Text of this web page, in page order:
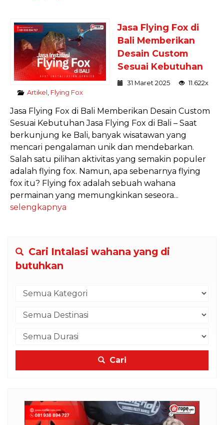
Jasa Flying Fox di
Bali Memberikan
Desain Custom
Sesuai Kebutuhan
31 Maret 2025
11.622x
Artikel , Flying Fox
Jasa Flying Fox di Bali Memberikan Desain Custom
Sesuai Kebutuhan Jasa Flying Fox di Bali – Saat
berkunjung ke Bali, banyak wisatawan yang
mencari pengalaman unik dan mendebarkan.
Salah satu pilihan aktivitas yang semakin populer
adalah flying fox. Namun, apa sebenarnya flying
fox itu? Flying fox adalah sebuah wahana
permainan yang memungkinkan seseora...
selengkapnya
Cari Intalasi wahana yang di
butuhkan
Cari